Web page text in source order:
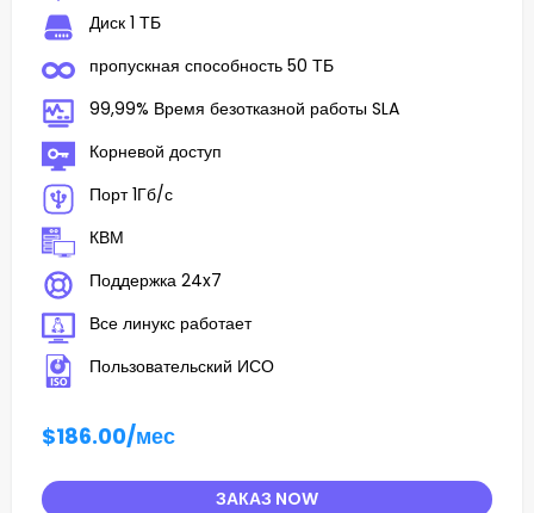
Диск 1 ТБ
пропускная способность 50 ТБ
99,99% Время безотказной работы SLA
Корневой доступ
Порт 1Гб/с
КВМ
Поддержка 24x7
Все линукс работает
Пользовательский ИСО
$186.00/мес
ЗАКАЗ NOW